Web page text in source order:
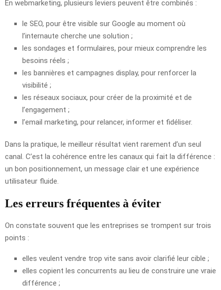
En webmarketing, plusieurs leviers peuvent être combinés :
le SEO, pour être visible sur Google au moment où
l’internaute cherche une solution ;
les sondages et formulaires, pour mieux comprendre les
besoins réels ;
les bannières et campagnes display, pour renforcer la
visibilité ;
les réseaux sociaux, pour créer de la proximité et de
l’engagement ;
l’email marketing, pour relancer, informer et fidéliser.
Dans la pratique, le meilleur résultat vient rarement d’un seul
canal. C’est la cohérence entre les canaux qui fait la différence :
un bon positionnement, un message clair et une expérience
utilisateur fluide.
Les erreurs fréquentes à éviter
On constate souvent que les entreprises se trompent sur trois
points :
elles veulent vendre trop vite sans avoir clarifié leur cible ;
elles copient les concurrents au lieu de construire une vraie
différence ;